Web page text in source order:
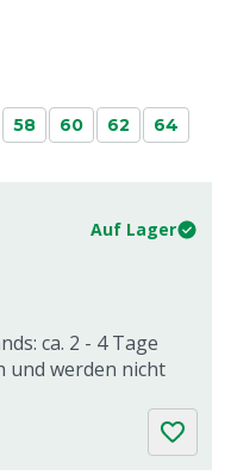
58 60 62
64
Auf Lager
ca. 2 - 4 Tage
und werden nicht